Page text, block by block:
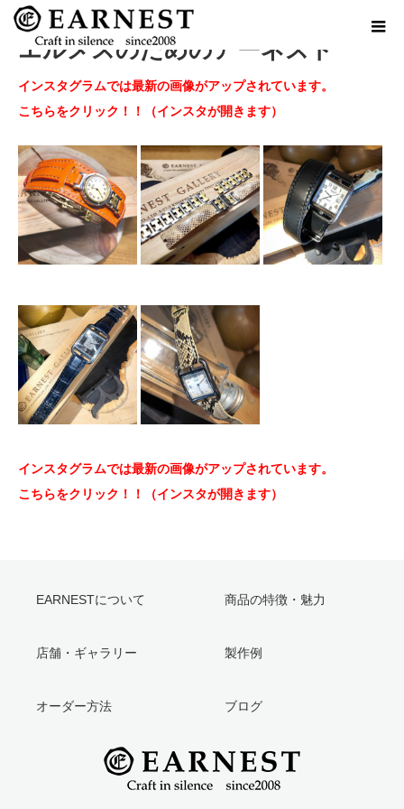
エルメスのためのアーネスト
インスタグラムでは最新の画像がアップされています。
こちらをクリック！！（インスタが開きます）
インスタグラムでは最新の画像がアップされています。
こちらをクリック！！（インスタが開きます）
EARNESTについて 商品の特徴・魅力
店舗・ギャラリー 製作例
オーダー方法 ブログ